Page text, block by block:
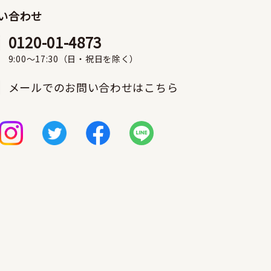
合わせ
0120-01-4873
9:00〜17:30（日・祝日を除く）
メールでのお問い合わせはこちら